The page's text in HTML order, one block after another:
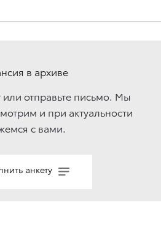
в архиве
или отправьте письмо. Мы
и при актуальности
с вами.
анкету